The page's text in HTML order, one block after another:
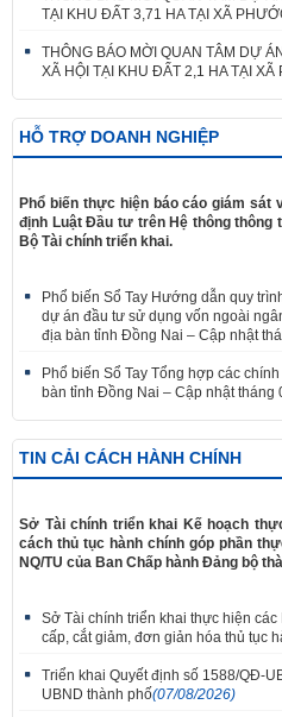
TẠI KHU ĐẤT 3,71 HA TẠI XÃ
THÔNG BÁO MỜI QUAN TÂM DỰ
XÃ HỘI TẠI KHU ĐẤT 2,1 HA TẠI XÃ
HỖ TRỢ DOANH NGHIỆP
Phổ biến thực hiện báo cáo giám sát
định Luật Đầu tư trên Hệ thông thông
Bộ Tài chính triển khai.
Phổ biến Sổ Tay Hướng dẫn quy
dự án đầu tư sử dụng vốn ngoài
địa bàn tỉnh Đồng Nai – Cập nhật
Phổ biến Sổ Tay Tổng hợp các
bàn tỉnh Đồng Nai – Cập nhật tháng
TIN CẢI CÁCH HÀNH CHÍNH
Sở Tài chính triển khai Kế hoạch
cách thủ tục hành chính góp phần
NQ/TU của Ban Chấp hành Đảng bộ
Sở Tài chính triển khai thực hiện
cấp, cắt giảm, đơn giản hóa thủ tục
Triển khai Quyết định số 1588/QĐ-
UBND thành phố(07/08/2026)